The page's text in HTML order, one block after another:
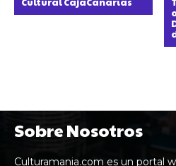
Sobre Nosotros
Culturamania.com es un portal